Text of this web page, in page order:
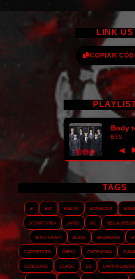
LINK US
COPIAR
Body
BTS
◀
TAGS
AI ASS Abalyn Agraviane Aisha
Atzarts Mia
Aviso BC
Bitchcraft
Black Brookang
Carriesoto
Cheill Chopuchai
Concurso
Curso DS